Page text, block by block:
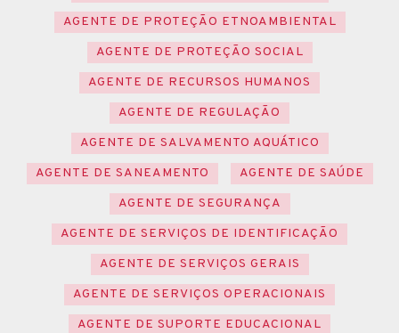
AGENTE DE PROTEÇÃO ETNOAMBIENTAL
AGENTE DE PROTEÇÃO SOCIAL
AGENTE DE RECURSOS HUMANOS
AGENTE DE REGULAÇÃO
AGENTE DE SALVAMENTO AQUÁTICO
AGENTE DE SANEAMENTO
AGENTE DE SAÚDE
AGENTE DE SEGURANÇA
AGENTE DE SERVIÇOS DE IDENTIFICAÇÃO
AGENTE DE SERVIÇOS GERAIS
AGENTE DE SERVIÇOS OPERACIONAIS
AGENTE DE SUPORTE EDUCACIONAL